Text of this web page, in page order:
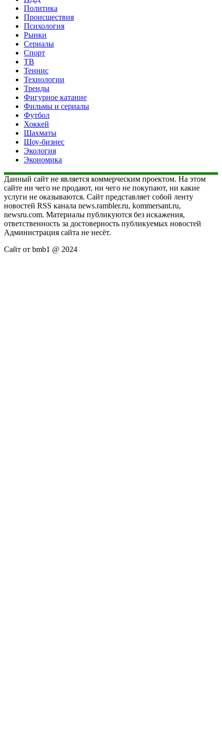
Политика
Происшествия
Психология
Рынки
Сериалы
Спорт
ТВ
Теннис
Технологии
Тренды
Фигурное катание
Фильмы и сериалы
Футбол
Хоккей
Шахматы
Шоу-бизнес
Экология
Экономика
Данный сайт не является коммерческим проектом. На этом
сайте ни чего не продают, ни чего не покупают, ни какие
услуги не оказываются. Сайт представляет собой ленту
новостей RSS канала news.rambler.ru, kommersant.ru,
newsru.com. Материалы публикуются без искажения,
ответственность за достоверность публикуемых новостей
Администрация сайта не несёт.
Сайт от bmb1 @ 2024